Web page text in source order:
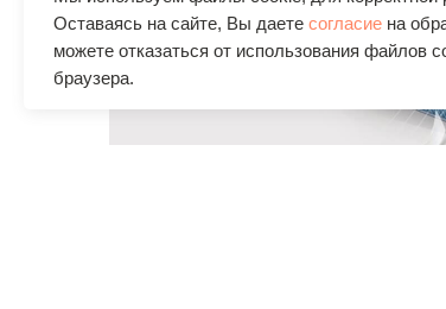
Оставаясь на сайте, Вы даете согласие на
можете отказаться от использования файлов
браузера.